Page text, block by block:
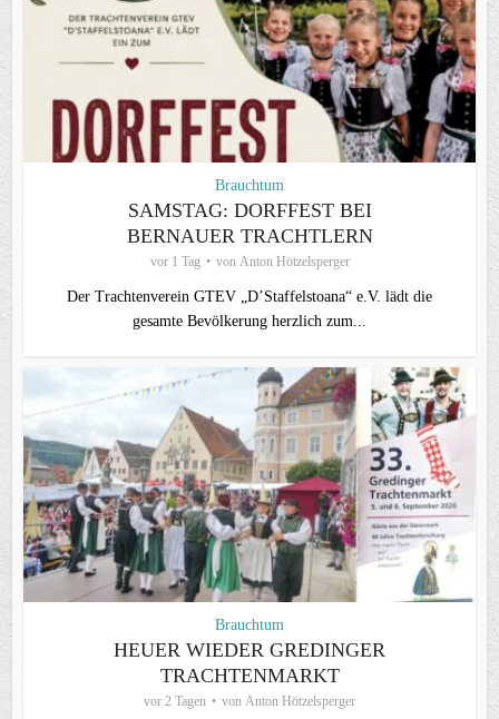
Brauchtum
SAMSTAG: DORFFEST BEI
BERNAUER TRACHTLERN
vor 1 Tag von Anton Hötzelsperger
Der Trachtenverein GTEV „D’Staffelstoana“ e.V. lädt die
gesamte Bevölkerung herzlich zum...
Brauchtum
HEUER WIEDER GREDINGER
TRACHTENMARKT
vor 2 Tagen von Anton Hötzelsperger